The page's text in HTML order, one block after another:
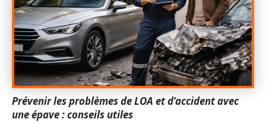
Prévenir les problèmes de LOA et d’accident avec
une épave : conseils utiles